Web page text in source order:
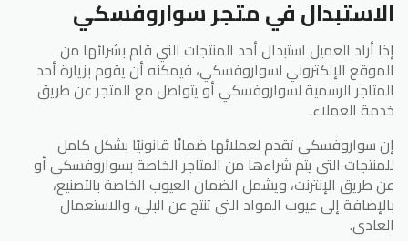
الاستبدال في متجر سواروفسكي
إذا أراد العميل استبدال أحد المنتجات التي قام بشرائها من
الموقع الإلكتروني لسواروفسكي، فيمكنه أن يقوم بزيارة أحد
المتاجر الرسمية لسواروفسكي أو يتواصل مع المتجر عن طريق
خدمة العملاء.
إن سواروفسكي تقدم لعملائها ضمانًا قانونيًا بشكل كامل
للمنتجات التي يتم شراءها من المتاجر الخاصة بسواروفسكي أو
عن طريق الإنترنت، ويشمل الضمان العيوب الخاصة بالتصنيع،
بالإضافة إلى عيوب المواد التي تنتج عن البلي، والاستعمال
العادي.